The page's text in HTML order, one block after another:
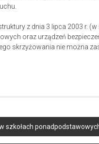
z dnia 3 lipca 2003 r.
oraz urządzeń
skrzyżowania nie można
szkołach